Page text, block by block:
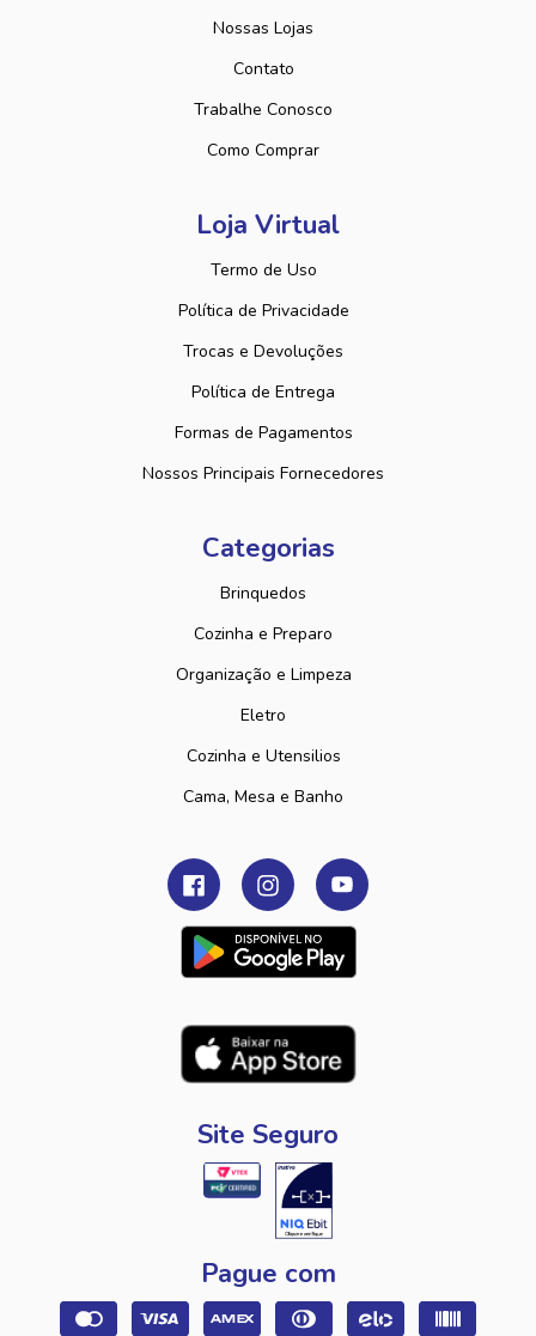
Nossas Lojas
Contato
Trabalhe Conosco
Como Comprar
Loja Virtual
Termo de Uso
Política de Privacidade
Trocas e Devoluções
Política de Entrega
Formas de Pagamentos
Nossos Principais Fornecedores
Categorias
Brinquedos
Cozinha e Preparo
Organização e Limpeza
Eletro
Cozinha e Utensilios
Cama, Mesa e Banho
Site Seguro
Pague com